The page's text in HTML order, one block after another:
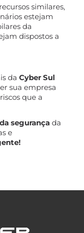
similares,
estejam
da
dispostos a
da Cyber Sul
sua empresa
que a
segurança da
e